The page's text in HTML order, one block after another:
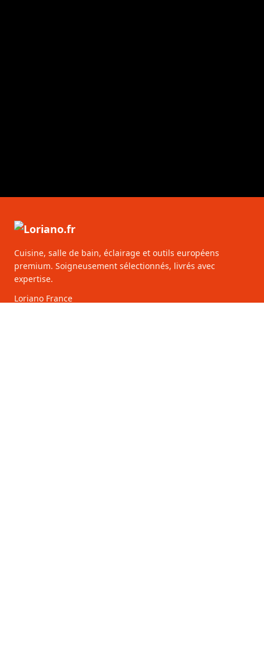
Cuisine, salle de bain, éclairage et outils européens
premium. Soigneusement sélectionnés, livrés avec
expertise.
Loriano France